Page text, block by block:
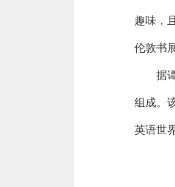
趣味，
伦敦书
据
组成。
英语世